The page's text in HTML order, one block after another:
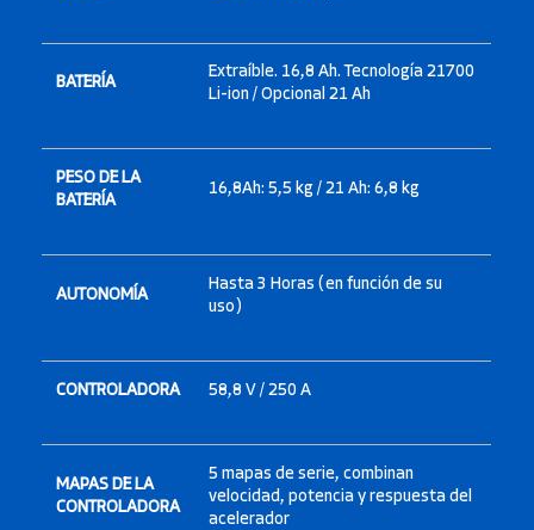
BATERÍA
Extraíble. 16,8 Ah. Tecnología 21700
Li-ion / Opcional 21 Ah
PESO DE LA
BATERÍA
16,8Ah: 5,5 kg / 21 Ah: 6,8 kg
AUTONOMÍA
Hasta 3 Horas (en función de su
uso)
CONTROLADORA 58,8 V / 250 A
MAPAS DE LA
CONTROLADORA
5 mapas de serie, combinan
velocidad, potencia y respuesta del
acelerador